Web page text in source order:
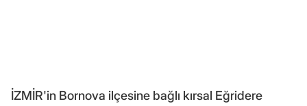
İZMİR'in Bornova ilçesine bağlı kırsal Eğridere